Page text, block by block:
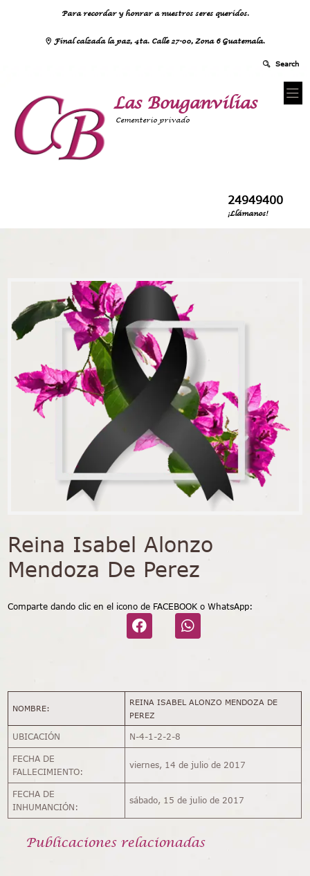
Para recordar y honrar a nuestros seres queridos.
Final calzada la paz, 4ta. Calle 27-00, Zona 6 Guatemala.
Las Bouganvilias
Cementerio privado
24949400
¡Llámanos!
Reina Isabel Alonzo
Mendoza De Perez
Comparte dando clic en el icono de FACEBOOK o WhatsApp:
NOMBRE:
REINA ISABEL ALONZO MENDOZA DE
PEREZ
UBICACIÓN N-4-1-2-2-8
FECHA DE
FALLECIMIENTO:
viernes, 14 de julio de 2017
FECHA DE
INHUMANCIÓN:
sábado, 15 de julio de 2017
Publicaciones relacionadas